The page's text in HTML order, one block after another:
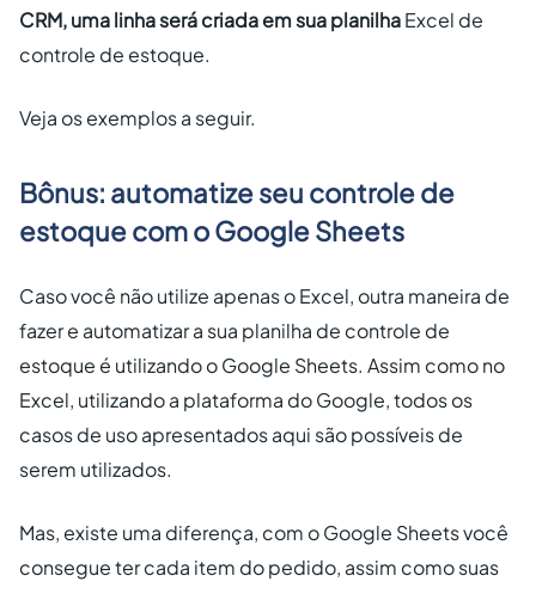
CRM, uma linha será criada em sua planilhaExcel de
controle de estoque.
Veja os exemplos a seguir.
Bônus: automatize seu controle de
estoque com o Google Sheets
Caso você não utilize apenas o Excel, outra maneira de
fazer e automatizar a sua planilha de controle de
estoque é utilizando o Google Sheets. Assim como no
Excel, utilizando a plataforma do Google, todos os
casos de uso apresentados aqui são possíveis de
serem utilizados.
Mas, existe uma diferença, com o Google Sheets você
consegue ter cada item do pedido, assim como suas